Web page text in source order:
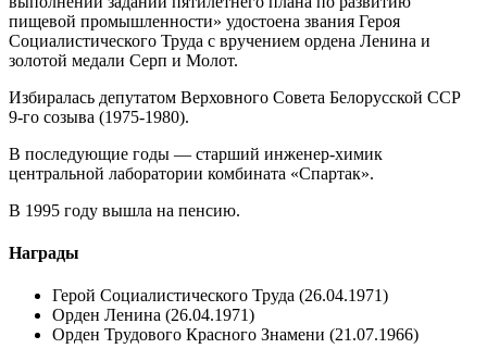
пищевой промышленности» удостоена звания Героя
Социалистического Труда с вручением ордена Ленина и
золотой медали Серп и Молот.
Избиралась депутатом Верховного Совета Белорусской ССР
9-го созыва (1975-1980).
В последующие годы — старший инженер-химик
центральной лаборатории комбината «Спартак».
В 1995 году вышла на пенсию.
Награды
Герой Социалистического Труда (26.04.1971)
Орден Ленина (26.04.1971)
Орден Трудового Красного Знамени (21.07.1966)